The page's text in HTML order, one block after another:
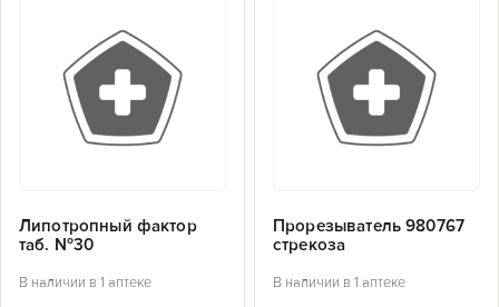
Липотропный фактор
таб. №30
В наличии в 1 аптеке
Прорезыватель 980767
стрекоза
В наличии в 1 аптеке